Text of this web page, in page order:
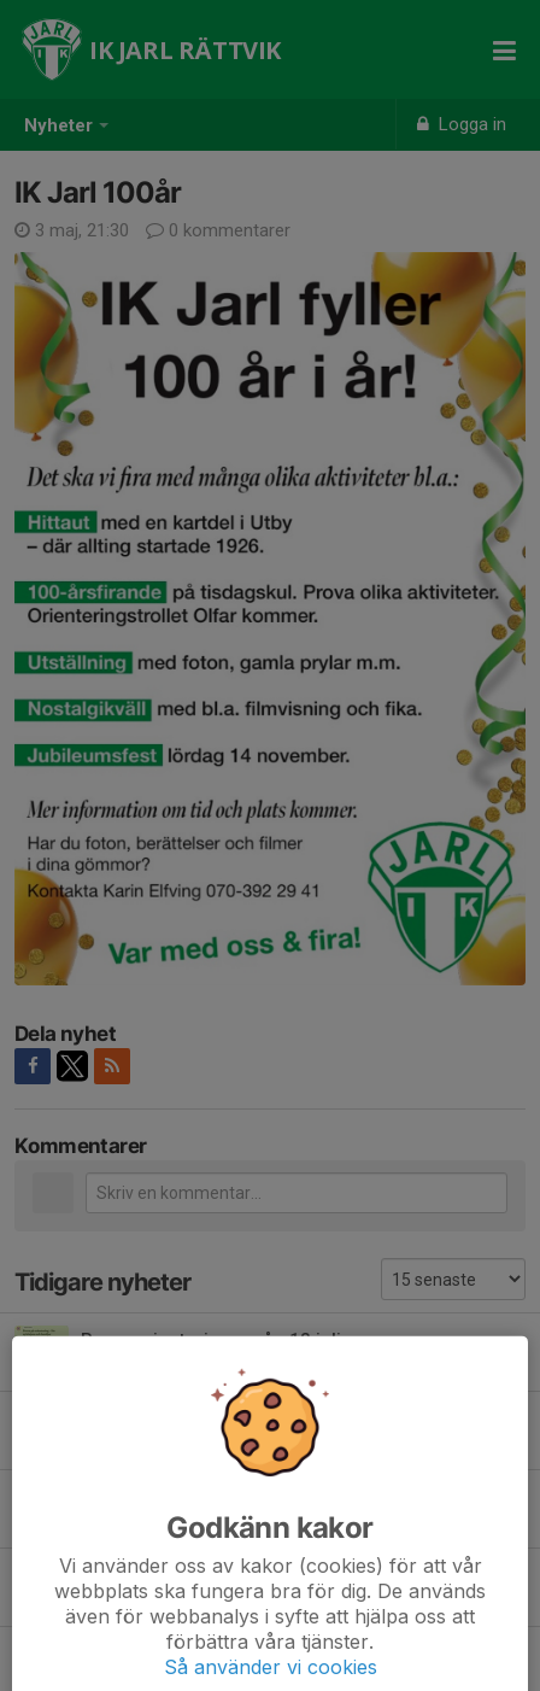
Nyheter Logga in
IK JARL RÄTTVIK
IK Jarl 100år
3 maj, 21:30 0 kommentarer
Dela nyhet
Kommentarer
Tidigare nyheter
Prova orientering - mån 13 juli
IK Jarl på tisdagskul
23 jun, 09:16 0
Höstläger?
12 jun, 22:00 0
Hittaut, kartsläpp lördag 30 maj
28 maj, 21:42 0
Godkänn kakor
Vi använder oss av kakor (cookies) för att vår
webbplats ska fungera bra för dig. De används
även för webbanalys i syfte att hjälpa oss att
förbättra våra tjänster.
Så använder vi cookies